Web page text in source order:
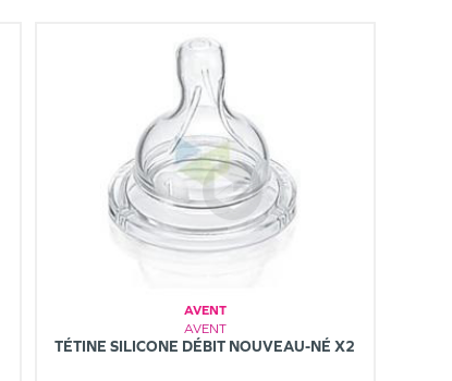
AVENT
AVENT
TÉTINE SILICONE DÉBIT NOUVEAU-NÉ X2